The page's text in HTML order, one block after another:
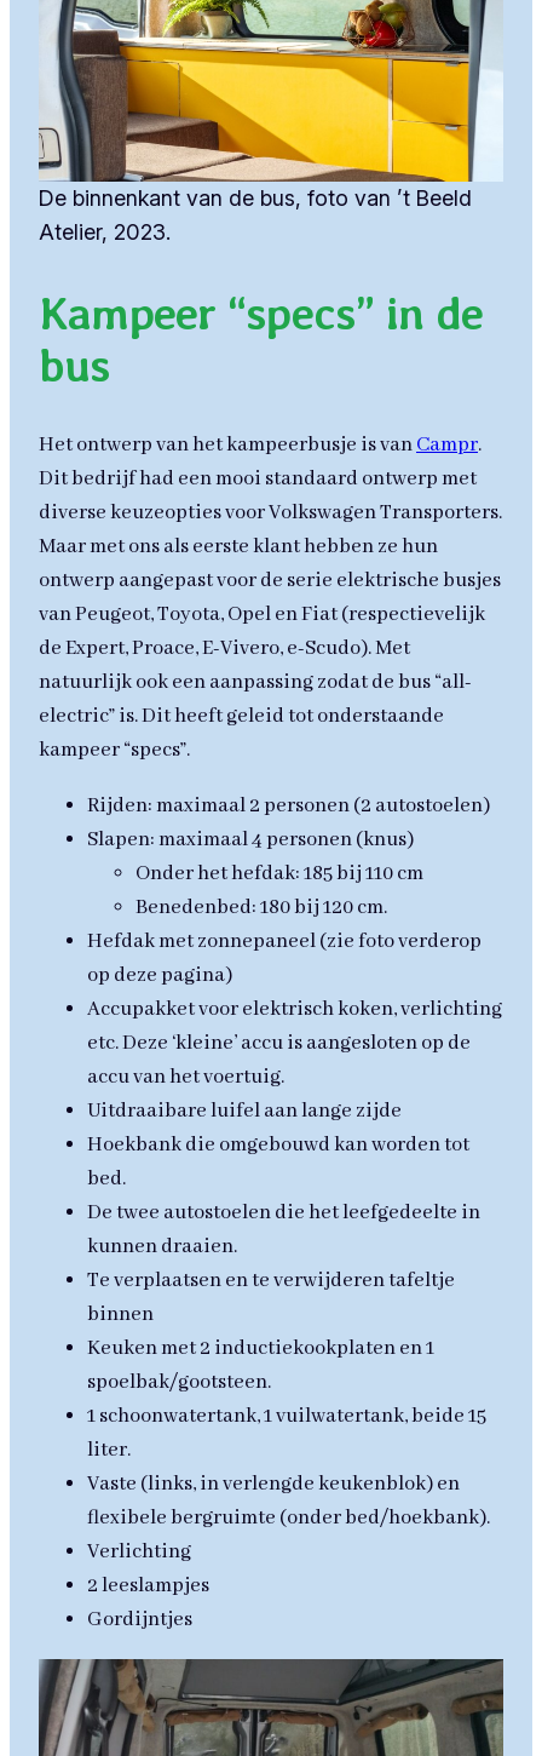
De binnenkant van de bus, foto van ’t Beeld
Atelier, 2023.
Kampeer “specs” in de
bus
Het ontwerp van het kampeerbusje is vanCampr.
Dit bedrijf had een mooi standaard ontwerp met
diverse keuzeopties voor Volkswagen Transporters.
Maar met ons als eerste klant hebben ze hun
ontwerp aangepast voor de serie elektrische busjes
van Peugeot, Toyota, Opel en Fiat (respectievelijk
de Expert, Proace, E-Vivero, e-Scudo). Met
natuurlijk ook een aanpassing zodat de bus “all-
electric” is. Dit heeft geleid tot onderstaande
kampeer “specs”.
Rijden: maximaal 2 personen (2 autostoelen)
Slapen: maximaal 4 personen (knus)
Onder het hefdak: 185 bij 110 cm
Benedenbed: 180 bij 120 cm.
Hefdak met zonnepaneel (zie foto verderop
op deze pagina)
Accupakket voor elektrisch koken, verlichting
etc. Deze ‘kleine’ accu is aangesloten op de
accu van het voertuig.
Uitdraaibare luifel aan lange zijde
Hoekbank die omgebouwd kan worden tot
bed.
De twee autostoelen die het leefgedeelte in
kunnen draaien.
Te verplaatsen en te verwijderen tafeltje
binnen
Keuken met 2 inductiekookplaten en 1
spoelbak/gootsteen.
1 schoonwatertank, 1 vuilwatertank, beide 15
liter.
Vaste (links, in verlengde keukenblok) en
flexibele bergruimte (onder bed/hoekbank).
Verlichting
2 leeslampjes
Gordijntjes